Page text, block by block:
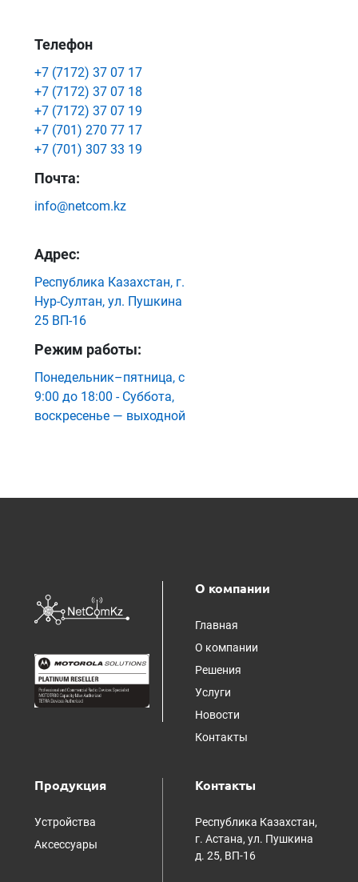
Телефон
+7 (7172) 37 07 17
+7 (7172) 37 07 18
+7 (7172) 37 07 19
+7 (701) 270 77 17
+7 (701) 307 33 19
Почта:
info@netcom.kz
Адрес:
Республика Казахстан, г.
Нур-Султан, ул. Пушкина
25 ВП-16
Режим работы:
Понедельник–пятница, с
9:00 до 18:00 - Суббота,
воскресенье — выходной
О компании
Главная
О компании
Решения
Услуги
Новости
Контакты
Продукция
Устройства
Аксессуары
Контакты
Республика Казахстан,
г. Астана, ул. Пушкина
д. 25, ВП-16